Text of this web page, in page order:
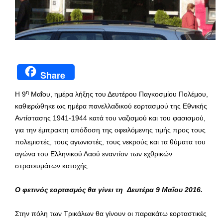
Share
Η 9η Μαΐου, ημέρα λήξης του Δευτέρου Παγκοσμίου Πολέμου,
καθιερώθηκε ως ημέρα πανελλαδικού εορτασμού της Εθνικής
Αντίστασης 1941-1944 κατά του ναζισμού και του φασισμού,
για την έμπρακτη απόδοση της οφειλόμενης τιμής προς τους
πολεμιστές, τους αγωνιστές, τους νεκρούς και τα θύματα του
αγώνα του Ελληνικού Λαού εναντίον των εχθρικών
στρατευμάτων κατοχής.
Ο φετινός εορτασμός θα γίνει τη Δευτέρα 9 Μαΐου 2016.
Στην πόλη των Τρικάλων θα γίνουν οι παρακάτω εορταστικές